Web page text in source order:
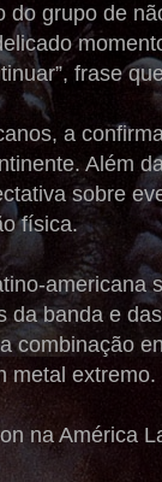
do grupo de
frase
a
Além
sobre
física.
americana
banda e
combinação
metal extremo.
na América